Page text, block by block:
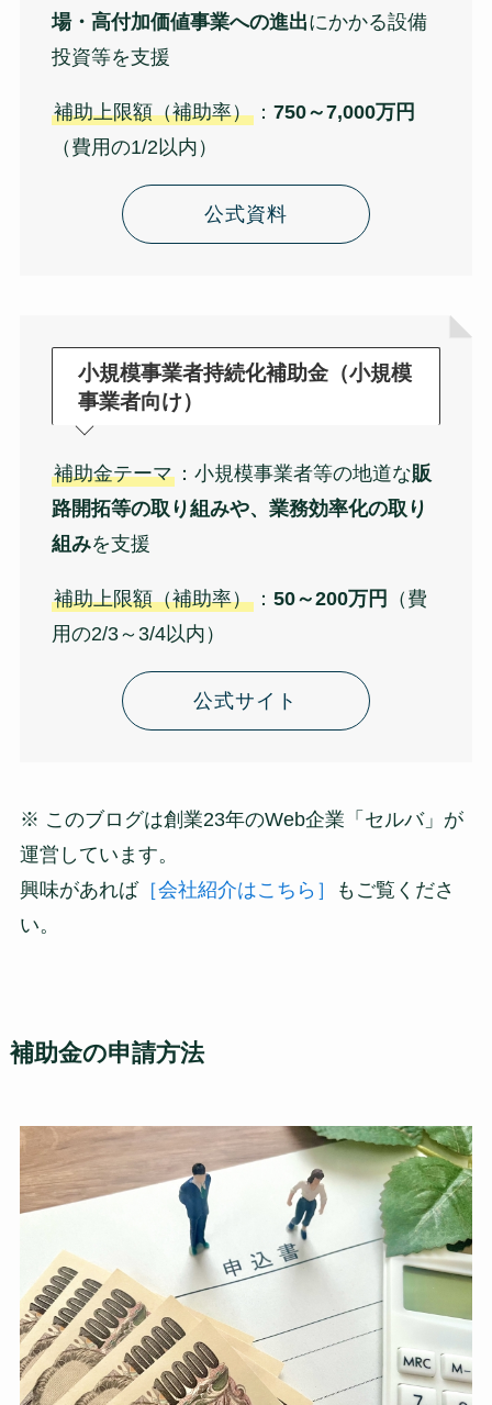
場・高付加価値事業への進出にかかる設備
投資等を支援
補助上限額（補助率）： 750～7,000万円
（費用の1/2以内）
公式資料
小規模事業者持続化補助金（小規模
事業者向け）
補助金テーマ：小規模事業者等の地道な販
路開拓等の取り組みや、業務効率化の取り
組みを支援
補助上限額（補助率）： 50～200万円
（費
用の2/3～3/4以内）
公式サイト
※ このブログは創業23年のWeb企業「セルバ」が
運営しています。
興味があれば［会社紹介はこちら］
もご覧くださ
い。
補助金の申請方法